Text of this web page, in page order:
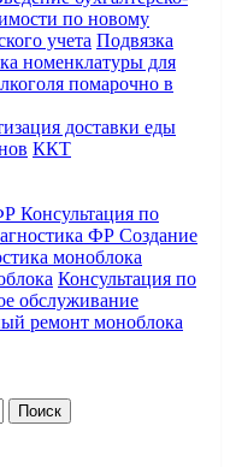
по новому
учета Подвязка
номенклатуры для
помарочно в
доставки еды
ККТ
Консультация по
ФР Создание
моноблока
Консультация по
обслуживание
ремонт моноблока